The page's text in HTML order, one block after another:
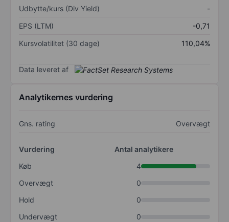
Udbytte/kurs (Div Yield)
-
EPS (LTM)
-0,71
Kursvolatilitet (30 dage)
110,04%
Data leveret af
Analytikernes vurdering
Gns. rating Overvægt
Vurdering
Antal analytikere
Køb
4
Overvægt
0
Hold
0
Undervægt
0